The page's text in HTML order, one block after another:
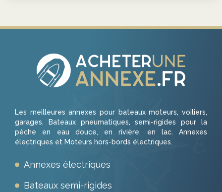
Les meilleures annexes pour bateaux moteurs, voiliers,
garages. Bateaux pneumatiques, semi-rigides pour la
pêche en eau douce, en rivière, en lac. Annexes
électriques et Moteurs hors-bords électriques.
Annexes électriques
Bateaux semi-rigides